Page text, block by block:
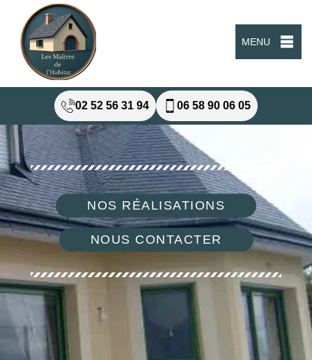
MENU
02 52 56 31 94 06 58 90 06 05
NOS RÉALISATIONS
NOUS CONTACTER